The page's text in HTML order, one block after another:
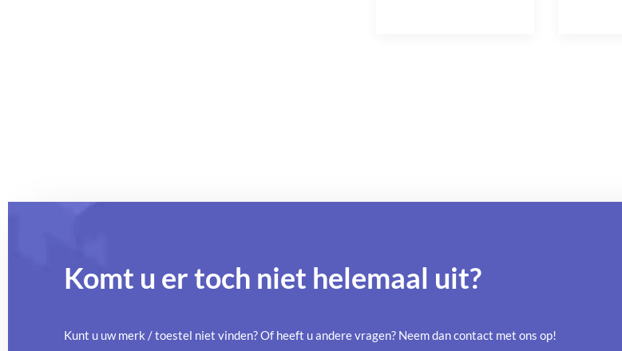
Komt u er toch niet helemaal uit?
Kunt u uw merk / toestel niet vinden? Of heeft u andere vragen? Neem dan contact met ons op!